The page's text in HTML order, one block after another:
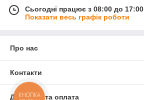
Сьогодні працює з 08:00 до 17:00
Показати весь графік роботи
Про нас
Контакти
Доставка та оплата
КНОПКА